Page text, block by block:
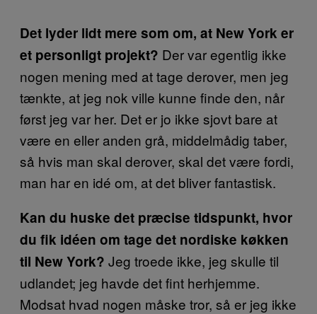
Det lyder lidt mere som om, at New York er
et personligt projekt? Der var egentlig ikke
nogen mening med at tage derover, men jeg
tænkte, at jeg nok ville kunne finde den, når
først jeg var her. Det er jo ikke sjovt bare at
være en eller anden grå, middelmådig taber,
så hvis man skal derover, skal det være fordi,
man har en idé om, at det bliver fantastisk.
Kan du huske det præcise tidspunkt, hvor
du fik idéen om tage det nordiske køkken
til New York? Jeg troede ikke, jeg skulle til
udlandet; jeg havde det fint herhjemme.
Modsat hvad nogen måske tror, så er jeg ikke